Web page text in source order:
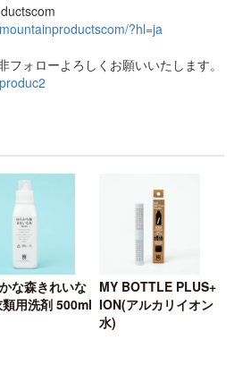
?hl=ja
ォローよろしくお願いいたします。
な森きれいな
用洗剤 500ml
MY BOTTLE PLUS+
ION(アルカリイオン
水)